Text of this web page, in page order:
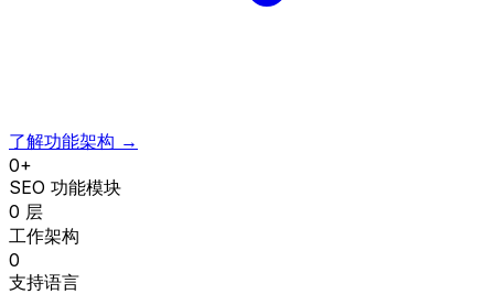
了解功能架构 →
0+
SEO 功能模块
0 层
工作架构
0
支持语言